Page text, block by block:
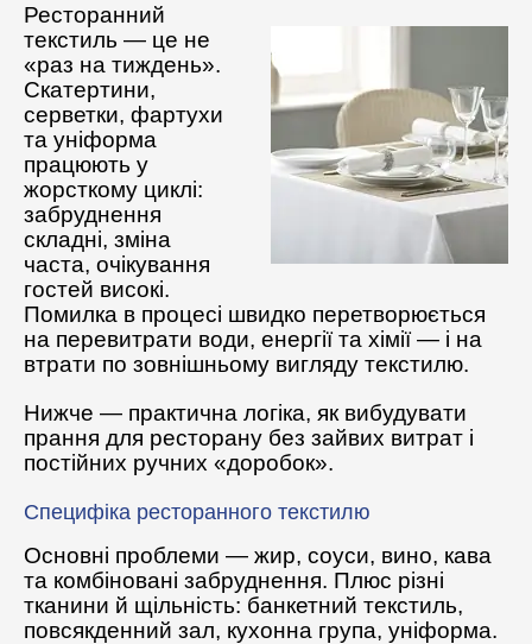
Аквачистка та хімчистка
Допоміжне обладнання
Професійна хімія
Ресторанний
текстиль — це не
«раз на тиждень».
Скатертини,
серветки, фартухи
та уніформа
працюють у
жорсткому циклі:
забруднення
складні, зміна
часта, очікування
гостей високі.
Помилка в процесі швидко перетворюється
на перевитрати води, енергії та хімії — і на
втрати по зовнішньому вигляду текстилю.
Нижче — практична логіка, як вибудувати
прання для ресторану без зайвих витрат і
постійних ручних «доробок».
Специфіка ресторанного текстилю
Основні проблеми — жир, соуси, вино, кава
та комбіновані забруднення. Плюс різні
тканини й щільність: банкетний текстиль,
повсякденний зал, кухонна група, уніформа.